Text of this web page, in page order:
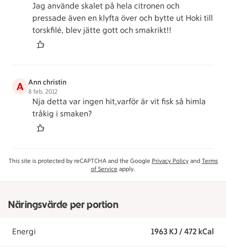
Jag använde skalet på hela citronen och
pressade även en klyfta över och bytte ut Hoki till
torskfilé, blev jätte gott och smakrikt!!
A Ann christin
8 feb. 2012
Nja detta var ingen hit,varför är vit fisk så himla
tråkig i smaken?
This site is protected by reCAPTCHA and the Google Privacy Policyand Terms
of Service apply.
Näringsvärde per portion
Energi 1963 KJ / 472 kCal